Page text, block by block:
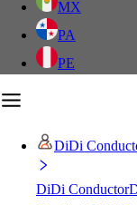
MX
PA
PE
DiDi
DiDi Conductor